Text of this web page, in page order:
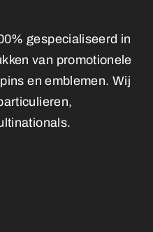
gespecialiseerd in
van promotionele
en emblemen. Wij